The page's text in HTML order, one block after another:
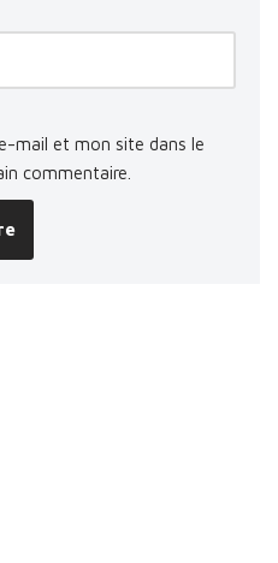
mail et mon site dans le
commentaire.